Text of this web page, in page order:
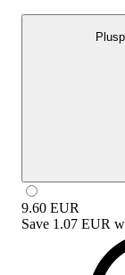
9.60 EUR
Save 1.07 EUR